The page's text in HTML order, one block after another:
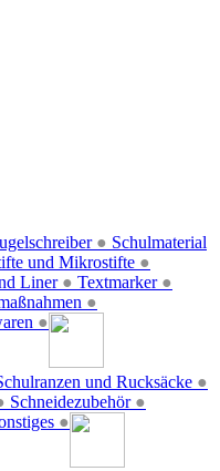
●
und Mikrostifte ●
Liner ● Textmarker ●
●
●
Schulmaterial
und Rucksäcke ●
Schneidezubehör ●
●